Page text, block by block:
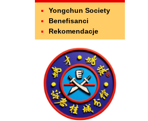
Yongchun Society
Benefisanci
Rekomendacje